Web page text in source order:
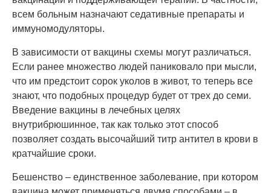
всем больным назначают седативные препараты и
иммуномодуляторы.
В зависимости от вакцины схемы могут различаться.
Если ранее множество людей паниковало при мысли,
что им предстоит сорок уколов в живот, то теперь все
знают, что подобных процедур будет от трех до семи.
Введение вакцины в лечебных целях
внутрибрюшинное, так как только этот способ
позволяет создать высочайший титр антител в крови в
кратчайшие сроки.
Бешенство – единственное заболевание, при котором